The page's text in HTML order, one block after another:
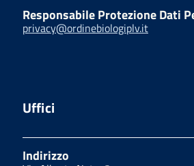
Responsabile Protezione Dati
privacy@ordinebiologiplv.it
Uffici
Indirizzo